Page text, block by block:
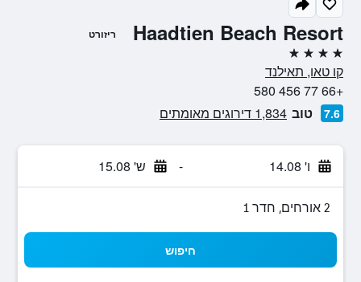
Haadtien Beach Resort ריזורט
4 כוכבים
קו טאו, תאילנד
+66 77 456 580
7.6 טוב 1,834 דירוגים מאומתים
ו' 14.08 - ש' 15.08
2 אורחים, חדר 1
חיפוש